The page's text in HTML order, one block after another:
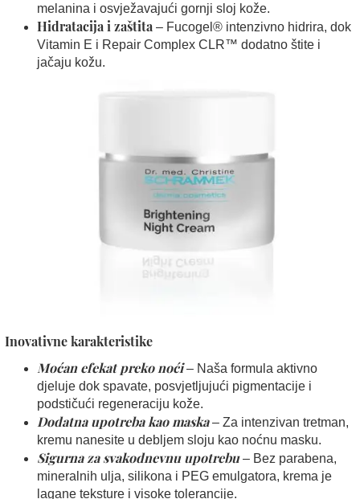
melanina i osvježavajući gornji sloj kože.
Hidratacija i zaštita – Fucogel® intenzivno hidrira, dok
Vitamin E i Repair Complex CLR™ dodatno štite i
jačaju kožu.
Inovativne karakteristike
Moćan efekat preko noći – Naša formula aktivno
djeluje dok spavate, posvjetljujući pigmentacije i
podstičući regeneraciju kože.
Dodatna upotreba kao maska– Za intenzivan tretman,
kremu nanesite u debljem sloju kao noćnu masku.
Sigurna za svakodnevnu upotrebu – Bez parabena,
mineralnih ulja, silikona i PEG emulgatora, krema je
lagane teksture i visoke tolerancije.